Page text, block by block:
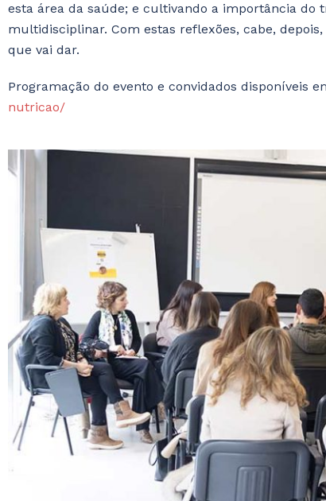
esta área da saúde; e cultivando a importância do
multidisciplinar. Com estas reflexões, cabe,
que vai dar.
Programação do evento e convidados disponíveis
nutricao/